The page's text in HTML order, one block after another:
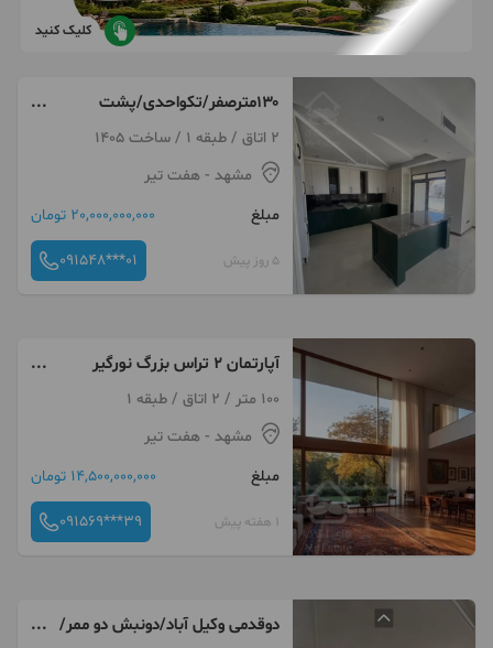
کلیک کنید
۱۳۰مترصفر/تکواحدی/پشت
حاشیه وکیل اباد
2 اتاق / طبقه 1 / ساخت 1405
مشهد - هفت تیر
مبلغ
20,000,000,000 تومان
5 روز پیش 091548***01
آپارتمان 2 تراس بزرگ نورگیر
صارمی هفت تیر
100 متر / 2 اتاق / طبقه 1
مشهد - هفت تیر
مبلغ
14,500,000,000 تومان
1 هفته پیش 091569***39
دوقدمی وکیل آباد/دونبش دو ممر/